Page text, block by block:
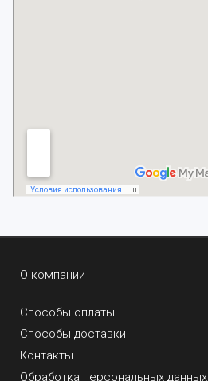
О компании
Способы оплаты
Способы доставки
Контакты
Обработка персональных данных